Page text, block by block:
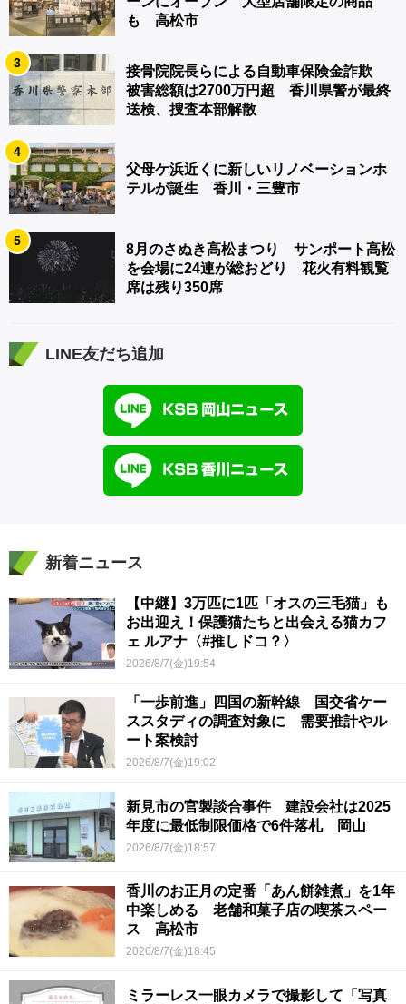
も 高松市
3
接骨院院長らによる自動車保険金詐欺
被害総額は2700万円超 香川県警が最終
送検、捜査本部解散
4
父母ケ浜近くに新しいリノベーションホ
テルが誕生 香川・三豊市
5
8月のさぬき高松まつり サンポート高松
を会場に24連が総おどり 花火有料観覧
席は残り350席
LINE友だち追加
新着ニュース
【中継】3万匹に1匹「オスの三毛猫」も
お出迎え！保護猫たちと出会える猫カフ
ェ ルアナ〈#推しドコ？〉
2026/8/7(金)19:54
「一歩前進」四国の新幹線 国交省ケー
ススタディの調査対象に 需要推計やル
ート案検討
2026/8/7(金)19:02
新見市の官製談合事件 建設会社は2025
年度に最低制限価格で6件落札 岡山
2026/8/7(金)18:57
香川のお正月の定番「あん餅雑煮」を1年
中楽しめる 老舗和菓子店の喫茶スペー
ス 高松市
2026/8/7(金)18:45
ミラーレス一眼カメラで撮影して「写真